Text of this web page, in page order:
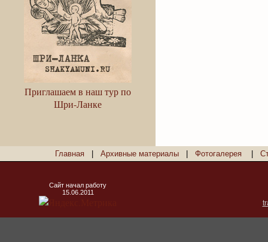
Приглашаем в наш тур по
Шри-Ланке
Главная Архивные материалы Фотогалерея
Сайт начал работу
15.06.2011